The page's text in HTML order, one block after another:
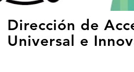
Te
encuentras
en
Dirección de
Universal e